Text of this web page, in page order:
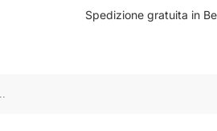
Spedizione gratuita in